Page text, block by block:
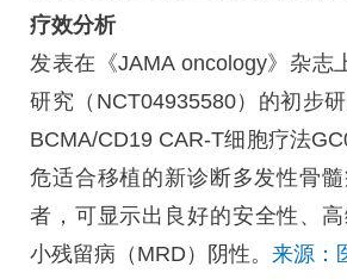
疗效分析
发表在《JAMA oncology》杂志
研究（NCT04935580）的初步
BCMA/CD19 CAR-T细胞疗法
危适合移植的新诊断多发性骨
者，可显示出良好的安全性、
小残留病（MRD）阴性。 来源：